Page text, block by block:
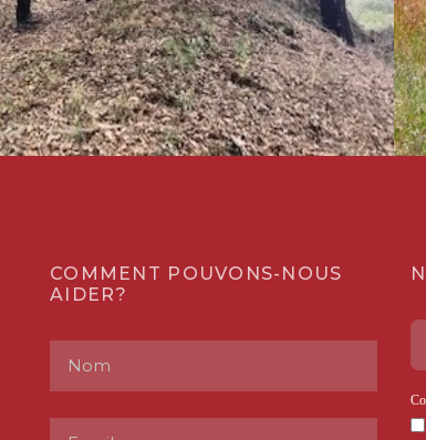
COMMENT POUVONS-NOUS
AIDER?